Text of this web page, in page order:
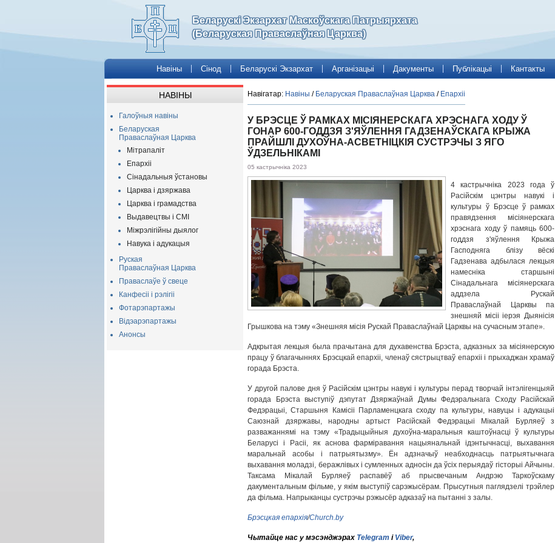
Беларускі Экзархат Маскоўскага Патрыярхата
(Беларуская Праваслаўная Царква)
Навіны Сінод Беларускі Экзархат Арганізацыі Дакументы Публікацыі Кантакты
НАВІНЫ
Галоўныя навіны
Беларуская
Праваслаўная Царква
Мітрапаліт
Епархіі
Сінадальныя ўстановы
Царква і дзяржава
Царква і грамадства
Выдавецтвы і СМІ
Міжрэлігійны дыялог
Навука і адукацыя
Руская
Праваслаўная Царква
Праваслаўе ў свеце
Канфесіі і рэлігіі
Фотарэпартажы
Відэарэпартажы
Анонсы
Навігатар: Навіны / Беларуская Праваслаўная Царква / Епархіі
У БРЭСЦЕ Ў РАМКАХ МІСІЯНЕРСКАГА ХРЭСНАГА ХОДУ Ў
ГОНАР 600-ГОДДЗЯ З'ЯЎЛЕННЯ ГАДЗЕНАЎСКАГА КРЫЖА
ПРАЙШЛІ ДУХОЎНА-АСВЕТНІЦКІЯ СУСТРЭЧЫ З ЯГО
ЎДЗЕЛЬНІКАМІ
05 кастрычніка 2023
4 кастрычніка 2023 года ў
Расійскім цэнтры навукі і
культуры ў Брэсце ў рамках
правядзення місіянерскага
хрэснага ходу ў памяць 600-
годдзя з'яўлення Крыжа
Гасподняга блізу вёскі
Гадзенава адбылася лекцыя
намесніка старшыні
Сінадальнага місіянерскага
аддзела Рускай
Праваслаўнай Царквы па
знешняй місіі іерэя Дыянісія
Грышкова на тэму «Знешняя місія Рускай Праваслаўнай Царквы на сучасным этапе».
Адкрытая лекцыя была прачытана для духавенства Брэста, адказных за місіянерскую
працу ў благачыннях Брэсцкай епархіі, членаў сястрыцтваў епархіі і прыхаджан храмаў
горада Брэста.
У другой палове дня ў Расійскім цэнтры навукі і культуры перад творчай інтэлігенцыяй
горада Брэста выступіў дэпутат Дзяржаўнай Думы Федэральнага Сходу Расійскай
Федэрацыі, Старшыня Камісіі Парламенцкага сходу па культуры, навуцы і адукацыі
Саюзнай дзяржавы, народны артыст Расійскай Федэрацыі Мікалай Бурляеў з
разважаннямі на тэму «Традыцыйныя духоўна-маральныя каштоўнасці ў культуры
Беларусі і Расіі, як аснова фарміравання нацыянальнай ідэнтычнасці, выхавання
маральнай асобы і патрыятызму». Ён адзначыў неабходнасць патрыятычнага
выхавання моладзі, беражлівых і сумленных адносін да ўсіх перыядаў гісторыі Айчыны.
Таксама Мікалай Бурляеў распавёў аб прысвечаным Андрэю Таркоўскаму
дакументальным фільме, у якім выступіў сарэжысёрам. Прысутныя паглядзелі трэйлер
да фільма. Напрыканцы сустрэчы рэжысёр адказаў на пытанні з залы.
Брэсцкая епархія/Church.by
Чытайце нас у мэсэнджэрах Telegram і Viber,